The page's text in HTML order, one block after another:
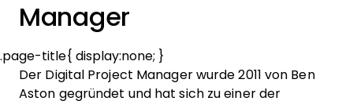
Manager
.page-title{ display:none; }
Der Digital Project Manager wurde 2011 von Ben
Aston gegründet und hat sich zu einer der